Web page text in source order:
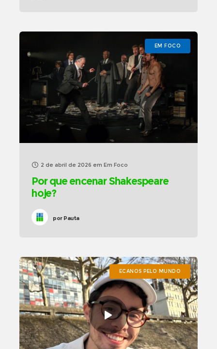
EM FOCO
2 de abril de 2026 em Em Foco
Por que encenar Shakespeare
hoje?
porPauta
ECANOS PELO MUNDO